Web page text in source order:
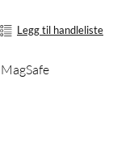
Legg til handleliste